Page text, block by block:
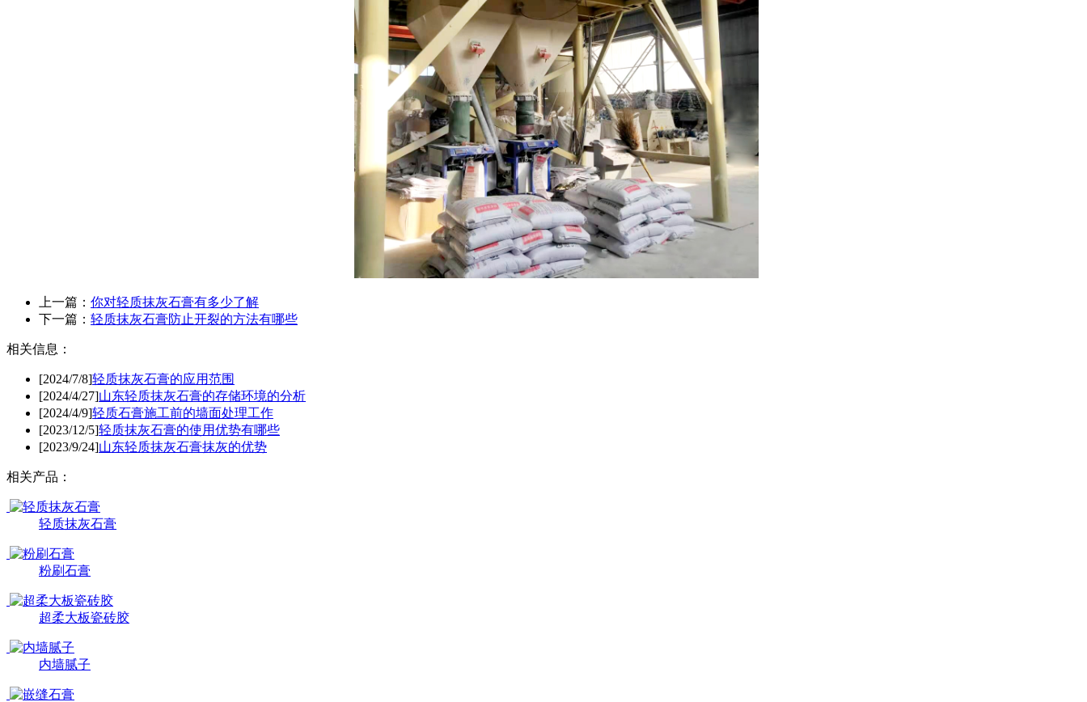
上一篇： 你对轻质抹灰石膏有多少了解
下一篇： 轻质抹灰石膏防止开裂的方法有哪些
相关信息：
[2024/7/8]轻质抹灰石膏的应用范围
[2024/4/27]山东轻质抹灰石膏的存储环境的分析
[2024/4/9]轻质石膏施工前的墙面处理工作
[2023/12/5]轻质抹灰石膏的使用优势有哪些
[2023/9/24]山东轻质抹灰石膏抹灰的优势
相关产品：
轻质抹灰石膏
粉刷石膏
超柔大板瓷砖胶
内墙腻子